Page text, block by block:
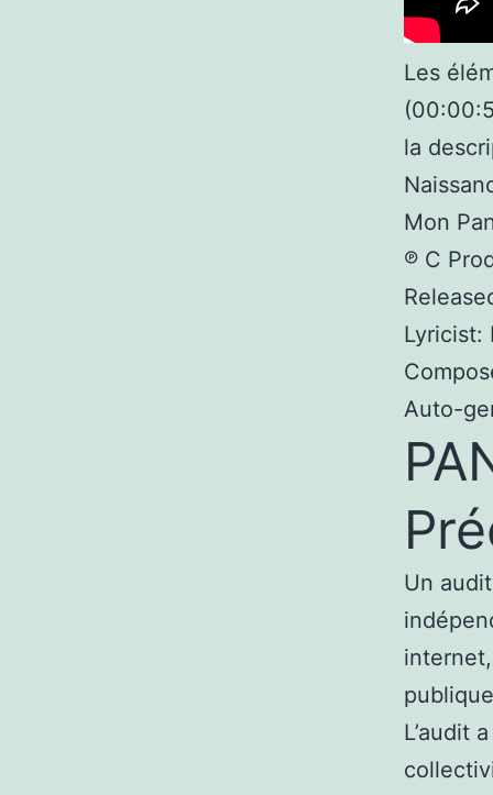
Les
la
Mon
℗ C
Lyricist:
Auto-
Un
L’audit